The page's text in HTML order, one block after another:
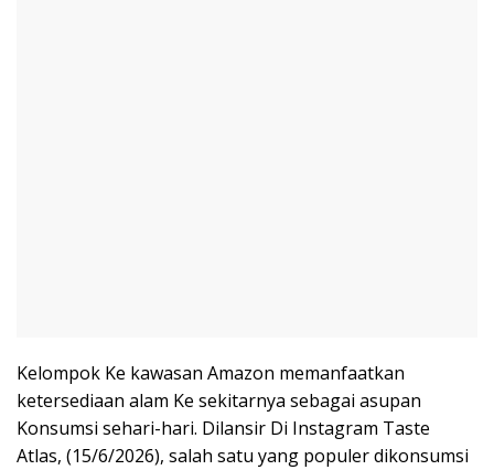
Kelompok Ke kawasan Amazon memanfaatkan
ketersediaan alam Ke sekitarnya sebagai asupan
Konsumsi sehari-hari. Dilansir Di Instagram Taste
Atlas, (15/6/2026), salah satu yang populer dikonsumsi